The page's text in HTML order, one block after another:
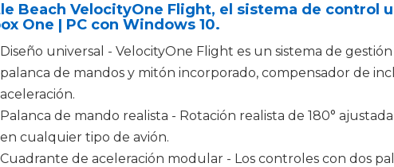
Beach VelocityOne Flight, el sistema de control
One | PC con Windows 10.
Diseño universal - VelocityOne Flight es un sistema de
palanca de mandos y mitón incorporado, compensador de
aceleración.
Palanca de mando realista - Rotación realista de 180°
en cualquier tipo de avión.
Cuadrante de aceleración modular - Los controles con dos